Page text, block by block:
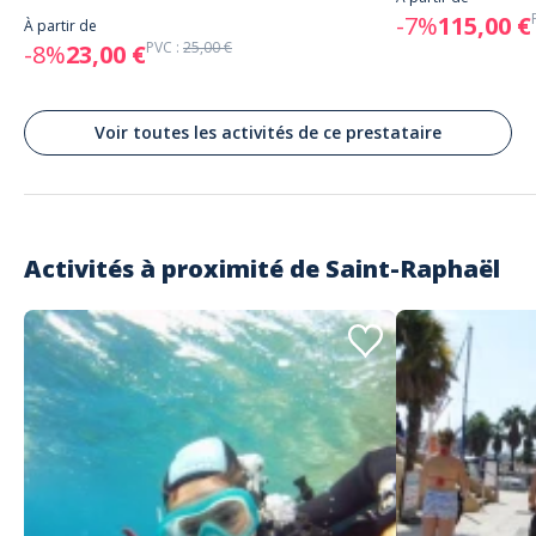
À partir de
-8%23,00 €PVC : 25,00 €
-7%115,00 €
Voir toutes les activités de ce prestataire
Activités à proximité de Saint-Raphaël